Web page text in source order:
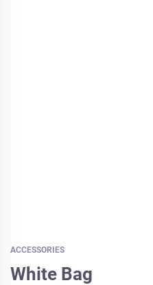
ACCESSORIES
White Bag